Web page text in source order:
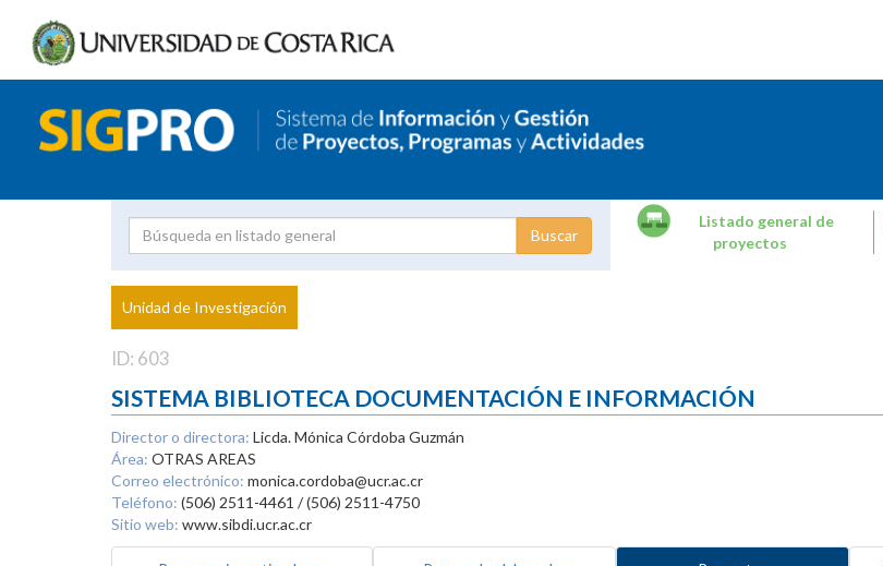
Proyecto
Investigador
Listado general de
proyectos
Unidad de Investigación
ID: 603
SISTEMA BIBLIOTECA DOCUMENTACIÓN E INFORMACIÓN
Director o directora: Licda. Mónica Córdoba Guzmán
Área: OTRAS AREAS
Correo electrónico: monica.cordoba@ucr.ac.cr
Teléfono: (506) 2511-4461 / (506) 2511-4750
Sitio web: www.sibdi.ucr.ac.cr